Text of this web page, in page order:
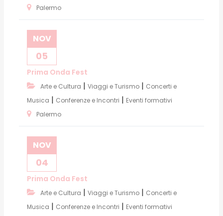
Palermo
NOV
05
Prima Onda Fest
Arte e Cultura | Viaggi e Turismo | Concerti e
Musica | Conferenze e Incontri | Eventi formativi
Palermo
NOV
04
Prima Onda Fest
Arte e Cultura | Viaggi e Turismo | Concerti e
Musica | Conferenze e Incontri | Eventi formativi